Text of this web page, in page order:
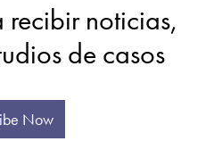
recibir noticias,
de casos
Now